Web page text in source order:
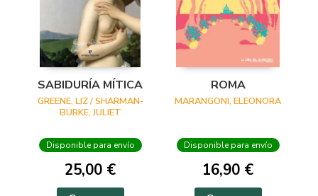
SABIDURÍA MÍTICA
GREENE, LIZ / SHARMAN-
BURKE, JULIET
Disponible para envío
25,00 €
ROMA
MARANGONI, ELEONORA
Disponible para envío
16,90 €